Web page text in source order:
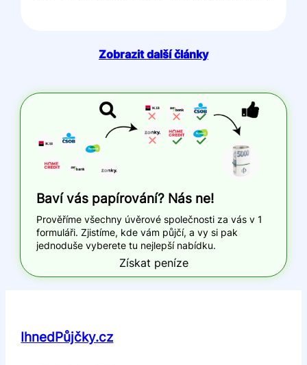
Zobrazit další články
Baví vás papírování? Nás ne!
Prověříme všechny úvěrové společnosti za vás v 1
formuláři. Zjistíme, kde vám půjčí, a vy si pak
jednoduše vyberete tu nejlepší nabídku.
Získat peníze
IhnedPůjčky.cz